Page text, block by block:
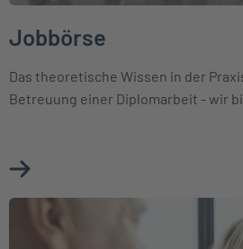
Jobbörse
Das theoretische Wissen in der
Betreuung einer Diplomarbeit - wir
Mehr über Jobbörse erfahren
Weiter zu Karriere im Vertrieb